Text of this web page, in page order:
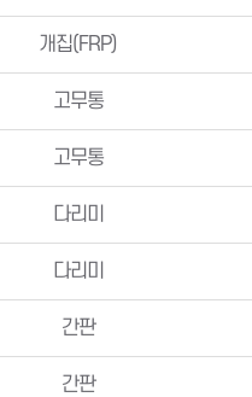
개집(FRP)
고무통
고무통
다리미
다리미
간판
간판